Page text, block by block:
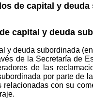
de capital y deuda
capital y deuda
y deuda subordinada
de la Secretaría de
de las
por parte de
con su